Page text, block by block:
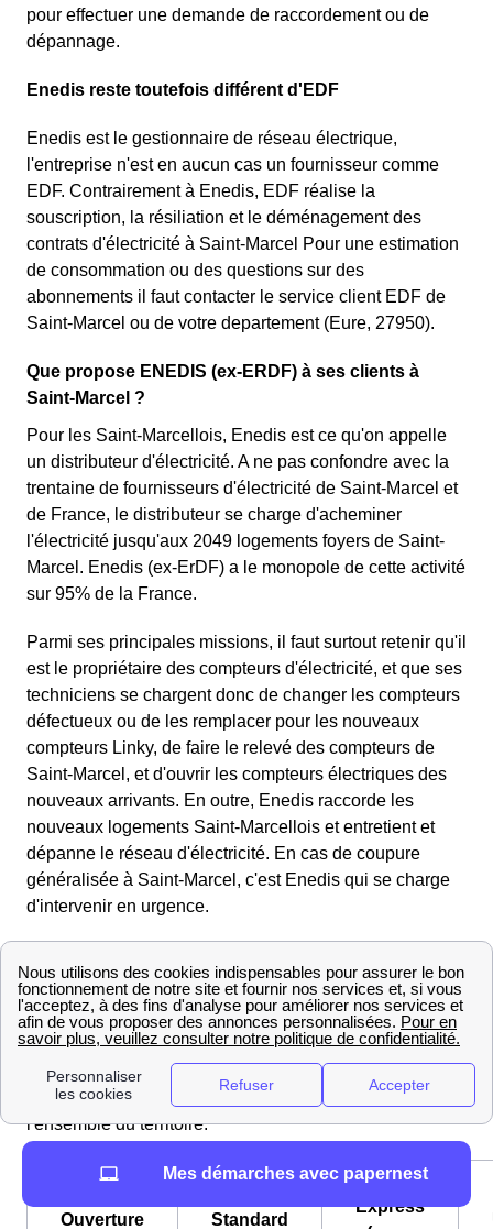
pour effectuer une demande de raccordement ou de
dépannage.
Enedis reste toutefois différent d'EDF
Enedis est le gestionnaire de réseau électrique,
l'entreprise n'est en aucun cas un fournisseur comme
EDF. Contrairement à Enedis, EDF réalise la
souscription, la résiliation et le déménagement des
contrats d'électricité à Saint-Marcel Pour une estimation
de consommation ou des questions sur des
abonnements il faut contacter le service client EDF de
Saint-Marcel ou de votre departement (Eure, 27950).
Que propose ENEDIS (ex-ERDF) à ses clients à
Saint-Marcel ?
Pour les Saint-Marcellois, Enedis est ce qu'on appelle
un distributeur d'électricité. A ne pas confondre avec la
trentaine de fournisseurs d'électricité de Saint-Marcel et
de France, le distributeur se charge d'acheminer
l'électricité jusqu'aux 2049 logements foyers de Saint-
Marcel. Enedis (ex-ErDF) a le monopole de cette activité
sur 95% de la France.
Parmi ses principales missions, il faut surtout retenir qu'il
est le propriétaire des compteurs d'électricité, et que ses
techniciens se chargent donc de changer les compteurs
défectueux ou de les remplacer pour les nouveaux
compteurs Linky, de faire le relevé des compteurs de
Saint-Marcel, et d'ouvrir les compteurs électriques des
nouveaux arrivants. En outre, Enedis raccorde les
nouveaux logements Saint-Marcellois et entretient et
dépanne le réseau d'électricité. En cas de coupure
généralisée à Saint-Marcel, c'est Enedis qui se charge
d'intervenir en urgence.
Marcel
Sur le marché français de l'énergie, lesfrais
d'ouverture de compteur électriquedépendent du
délai d'ouverture choisi. Le délai choisi fait varier le tarif
entre 27 et 150 euros à Saint-Marcel comme sur
l'ensemble du territoire.
Ouverture Standard
Express
Mes démarches avec papernest